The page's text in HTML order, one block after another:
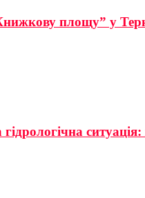
площу” у